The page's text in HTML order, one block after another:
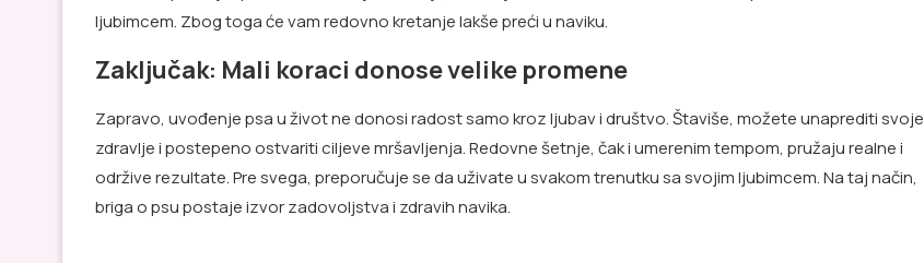
ljubimcem. Zbog toga će vam redovno kretanje lakše preći u naviku.
Zaključak: Mali koraci donose velike promene
Zapravo, uvođenje psa u život ne donosi radost samo kroz ljubav i društvo. Štaviše, možete unaprediti svoje
zdravlje i postepeno ostvariti ciljeve mršavljenja. Redovne šetnje, čak i umerenim tempom, pružaju realne i
održive rezultate. Pre svega, preporučuje se da uživate u svakom trenutku sa svojim ljubimcem. Na taj način,
briga o psu postaje izvor zadovoljstva i zdravih navika.